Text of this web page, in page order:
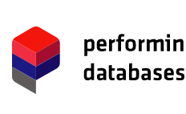
Zum Hauptinhalt springen